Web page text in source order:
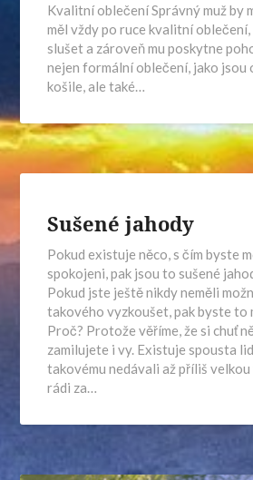
Kvalitní oblečení Správný muž by
měl vždy po ruce kvalitní oblečení,
slušet a zároveň mu poskytne
nejen formální oblečení, jako jsou
košile, ale také…
Sušené jahody
Pokud existuje něco, s čím byste
spokojeni, pak jsou to sušené
Pokud jste ještě nikdy neměli
takového vyzkoušet, pak byste to
Proč? Protože věříme, že si chuť
zamilujete i vy. Existuje spousta
takovému nedávali až příliš velkou
rádi za…